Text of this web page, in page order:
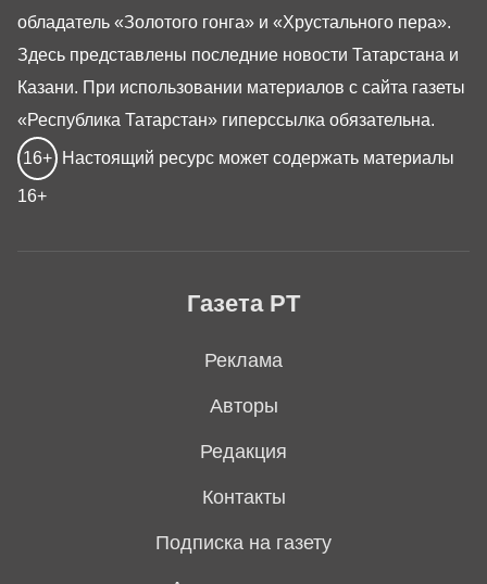
Газета РТ
Реклама
Авторы
Редакция
Контакты
Подписка на газету
обладатель «Золотого гонга» и «Хрустального пера».
Здесь представлены последние новости Татарстана и
Казани. При использовании материалов с сайта газеты
«Республика Татарстан» гиперссылка обязательна.
16+ Настоящий ресурс может содержать материалы
16+